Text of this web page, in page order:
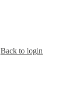
Back to login